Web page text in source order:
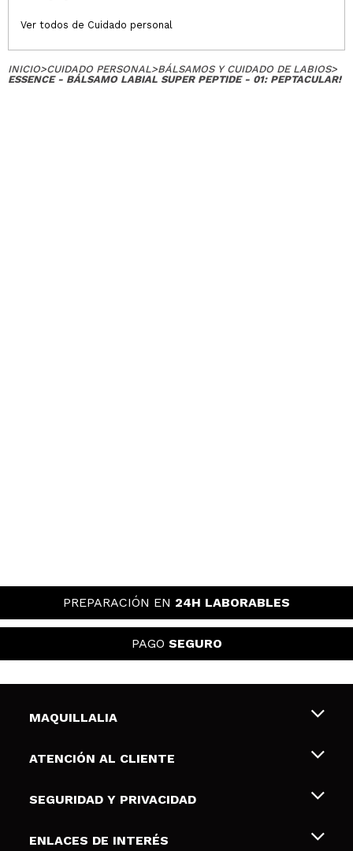
Ver todos de Cuidado personal
INICIO>CUIDADO PERSONAL>BÁLSAMOS Y CUIDADO DE LABIOS>
ESSENCE - BÁLSAMO LABIAL SUPER PEPTIDE - 01: PEPTACULAR!
PREPARACIÓN EN 24H LABORABLES
PAGO SEGURO
MAQUILLALIA
Sobre nosotros
Tarjetas de Regalo
ATENCIÓN AL CLIENTE
Envíos y devoluciones
Formas de pago
SEGURIDAD Y PRIVACIDAD
Terminos y condiciones de uso
ENLACES DE INTERÉS